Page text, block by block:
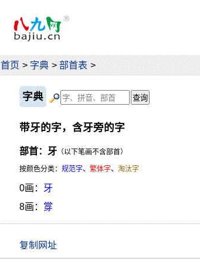
首页 > 字典 > 部首表 >
字典
带牙的字，含牙旁的字
部首：牙 （以下笔画不含部首）
按颜色分类： 规范字、 繁体字、 淘汰字
0画：
牙
8画： 牚